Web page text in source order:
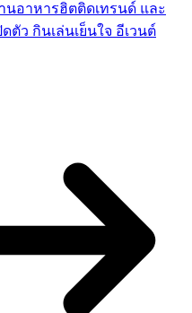
อาหารฮิตติดเทรนด์ และ
ตัว กินเล่นเย็นใจ อีเวนต์